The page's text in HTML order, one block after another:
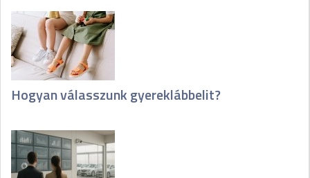
Hogyan válasszunk gyereklábbelit?